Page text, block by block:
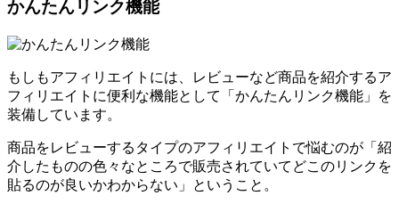
かんたんリンク機能
もしもアフィリエイトには、レビューなど商品を紹介するア
フィリエイトに便利な機能として「かんたんリンク機能」を
装備しています。
商品をレビューするタイプのアフィリエイトで悩むのが「紹
介したものの色々なところで販売されていてどこのリンクを
貼るのが良いかわからない」ということ。